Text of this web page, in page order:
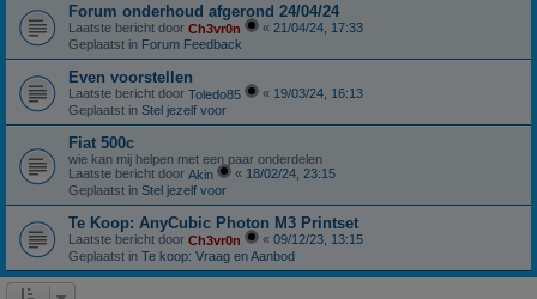
Forum onderhoud afgerond 24/04/24
Laatste bericht door Ch3vr0n « 21/04/24, 17:33
Geplaatst in Forum Feedback
Even voorstellen
Laatste bericht door Toledo85 « 19/03/24, 16:13
Geplaatst in Stel jezelf voor
Fiat 500c
wie kan mij helpen met een paar onderdelen
Laatste bericht door Akin « 18/02/24, 23:15
Geplaatst in Stel jezelf voor
Te Koop: AnyCubic Photon M3 Printset
Laatste bericht door Ch3vr0n « 09/12/23, 13:15
Geplaatst in Te koop: Vraag en Aanbod